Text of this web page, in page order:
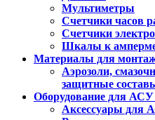
Мультиметры
Счетчики часов
Счетчики
Шкалы к
Материалы для
Аэрозоли,
защитные
Оборудование для
Аксессуары для